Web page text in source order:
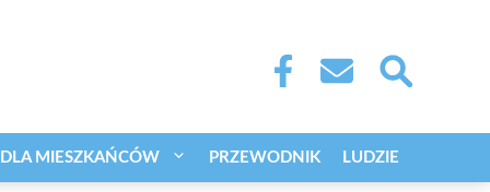
DLA MIESZKAŃCÓW PRZEWODNIK LUDZIE